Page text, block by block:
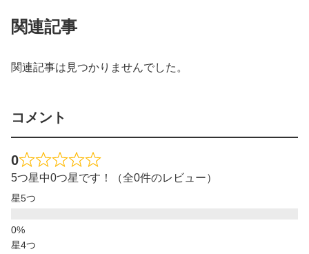
関連記事
関連記事は見つかりませんでした。
コメント
0
5つ星中0つ星です！（全0件のレビュー）
星5つ
星4つ